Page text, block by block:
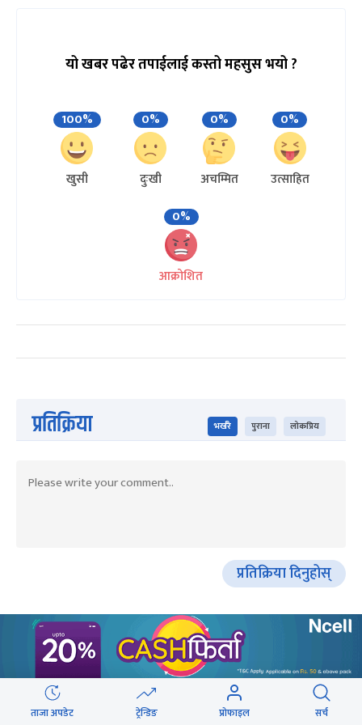
यो खबर पढेर तपाईलाई कस्तो महसुस भयो ?
100%
खुसी
0%
दुःखी
0%
अचम्मित
0%
उत्साहित
0%
आक्रोशित
प्रतिक्रिया भर्खरै पुराना लोकप्रिय
प्रतिक्रिया दिनुहोस्
HOT PROPERTIES
ताजा अपडेट ट्रेन्डिङ प्रोफाइल सर्च